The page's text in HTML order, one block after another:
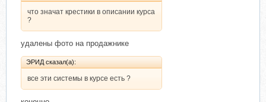
что значат крестики в описании курса
?
удалены фото на продажнике
ЭРИД сказал(а):
все эти системы в курсе есть ?